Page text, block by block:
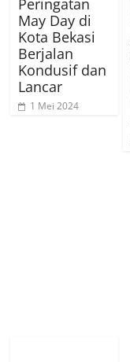
Peringatan
May Day di
Kota Bekasi
Berjalan
Kondusif dan
Lancar
1 Mei 2024